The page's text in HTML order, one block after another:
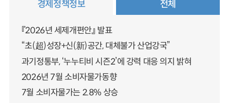
경제정책정보 전체
『2026년 세제개편안』 발표
“초(超)성장+신(新)공간, 대체불가 산업강국”
과기정통부, ‘누누티비 시즌2’에 강력 대응 의지 밝혀
2026년 7월 소비자물가동향
7월 소비자물가는 2.8% 상승